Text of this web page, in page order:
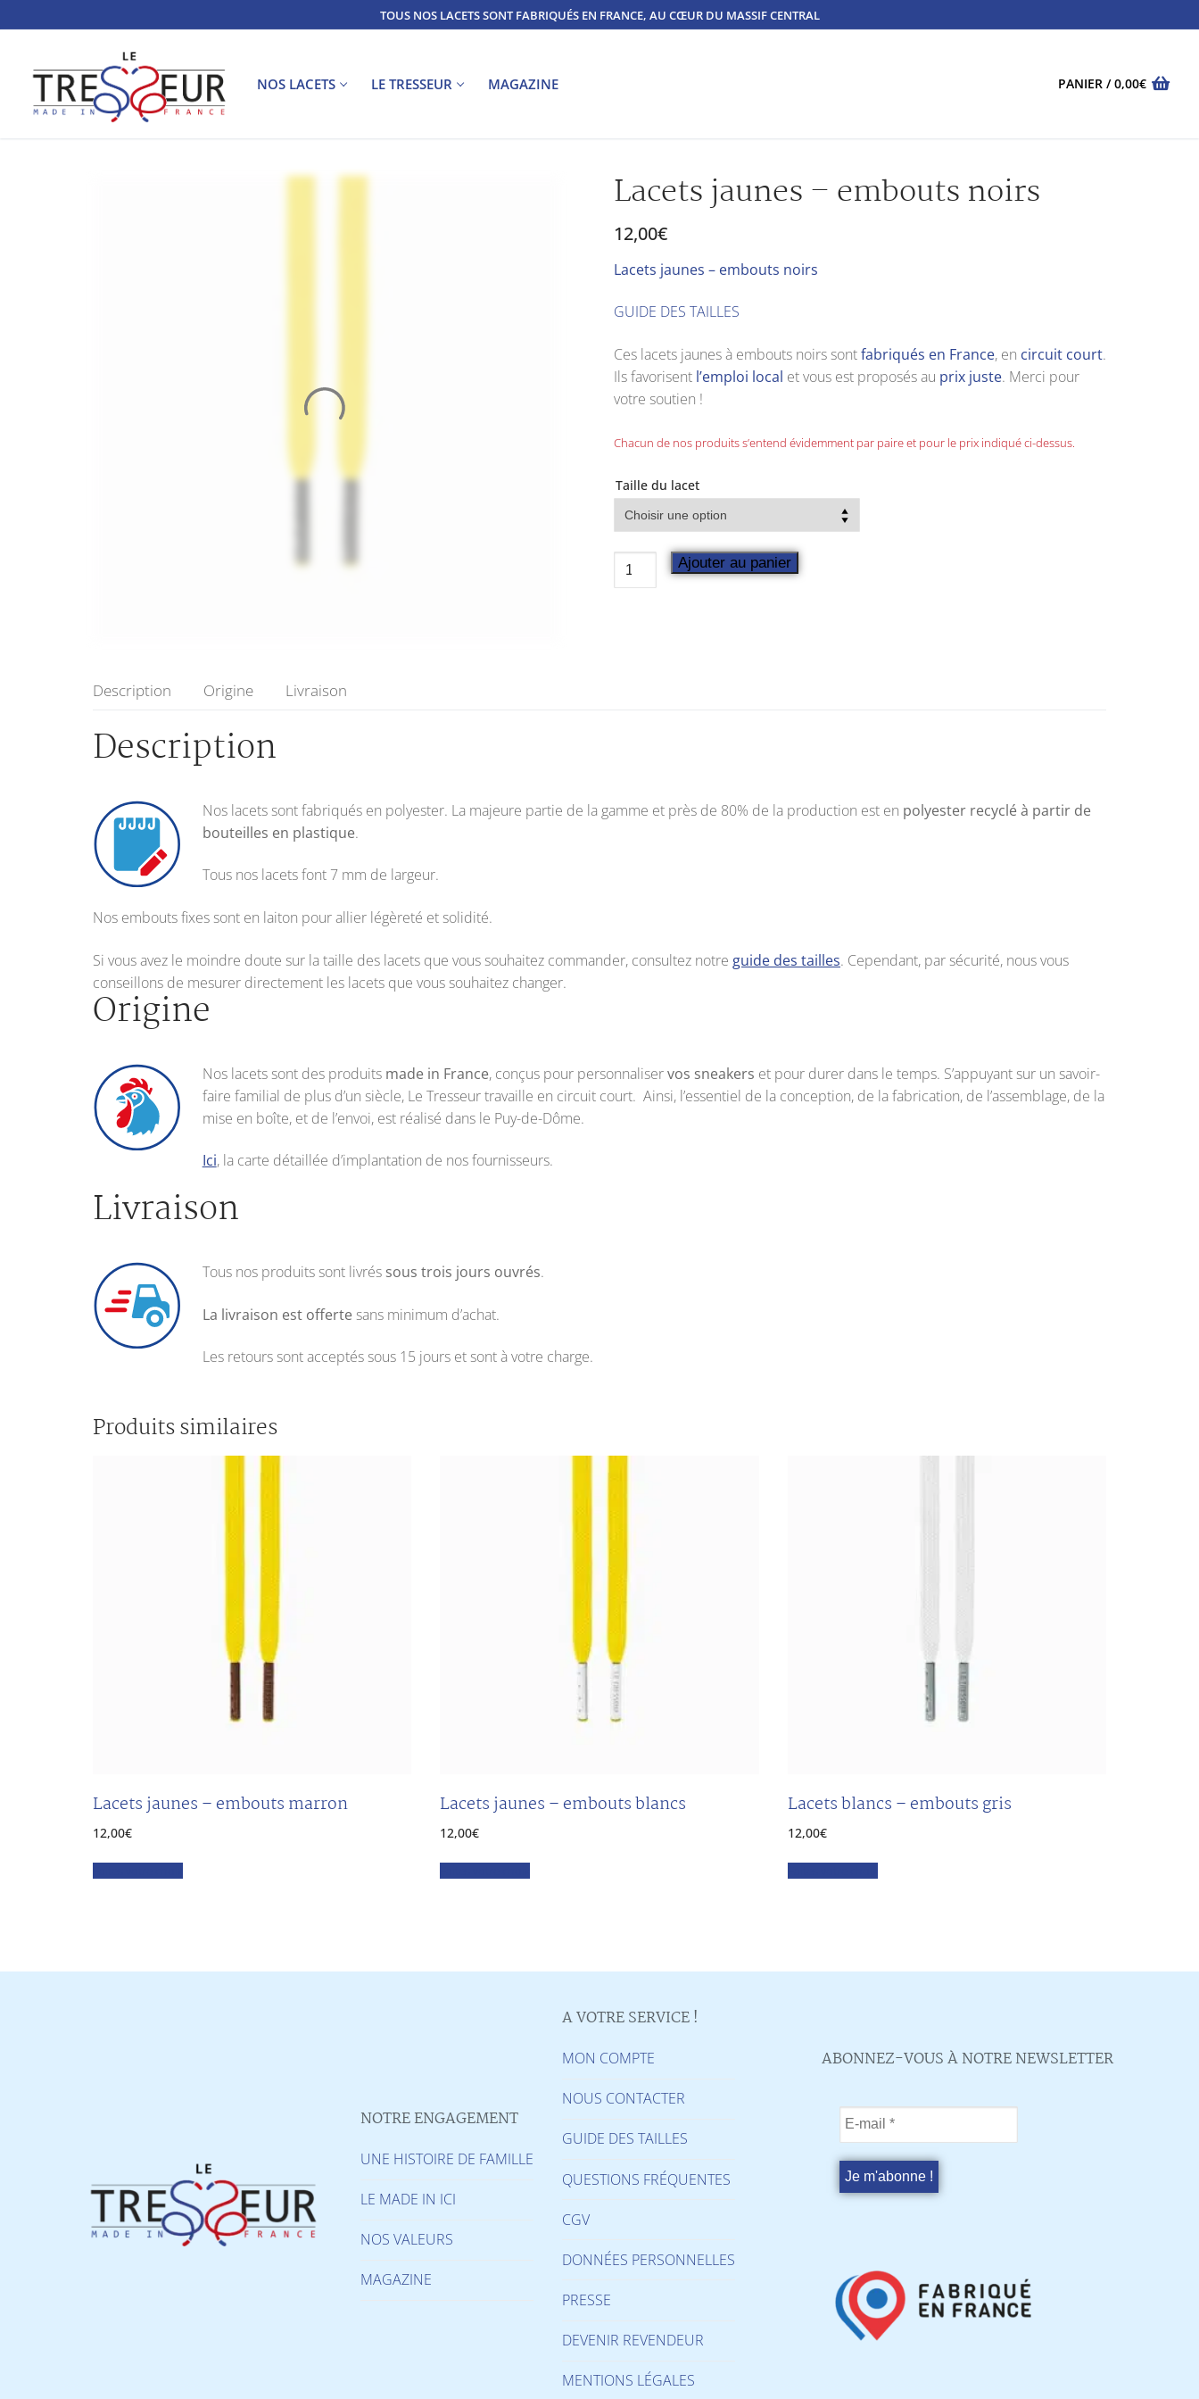
TOUS NOS LACETS SONT FABRIQUÉS EN FRANCE, AU CŒUR DU MASSIF CENTRAL
NOS LACETS LE TRESSEUR MAGAZINE PANIER / 0,00€
Lacets jaunes – embouts noirs
12,00€
Lacets jaunes – embouts noirs
GUIDE DES TAILLES
Ces lacets jaunes à embouts noirs sontfabriqués en France, en circuit court.
Ils favorisent l’emploi local et vous est proposés au prix juste. Merci pour
votre soutien !
Chacun de nos produits s’entend évidemment par paire et pour le prix indiqué ci-dessus.
Taille du lacet
Ajouter au panier
Description Origine Livraison
Description
Nos lacets sont fabriqués en polyester. La majeure partie de la gamme et près de 80% de la production est en polyester recyclé à partir de
bouteilles en plastique.
Tous nos lacets font 7 mm de largeur.
Nos embouts fixes sont en laiton pour allier légèreté et solidité.
Si vous avez le moindre doute sur la taille des lacets que vous souhaitez commander, consultez notre guide des tailles. Cependant, par sécurité, nous vous
conseillons de mesurer directement les lacets que vous souhaitez changer.
Origine
Nos lacets sont des produits made in France, conçus pour personnaliservos sneakers et pour durer dans le temps. S’appuyant sur un savoir-
faire familial de plus d’un siècle, Le Tresseur travaille en circuit court. Ainsi, l’essentiel de la conception, de la fabrication, de l’assemblage, de la
mise en boîte, et de l’envoi, est réalisé dans le Puy-de-Dôme.
Ici, la carte détaillée d’implantation de nos fournisseurs.
Livraison
Tous nos produits sont livrés sous trois jours ouvrés.
La livraison est offerte sans minimum d’achat.
Les retours sont acceptés sous 15 jours et sont à votre charge.
Produits similaires
Lacets jaunes – embouts marron
12,00€
Lacets jaunes – embouts blancs
12,00€
Lacets blancs – embouts gris
12,00€
NOTRE ENGAGEMENT
UNE HISTOIRE DE FAMILLE
LE MADE IN ICI
NOS VALEURS
MAGAZINE
A VOTRE SERVICE !
MON COMPTE
NOUS CONTACTER
GUIDE DES TAILLES
QUESTIONS FRÉQUENTES
CGV
DONNÉES PERSONNELLES
PRESSE
DEVENIR REVENDEUR
MENTIONS LÉGALES
ABONNEZ-VOUS À NOTRE NEWSLETTER